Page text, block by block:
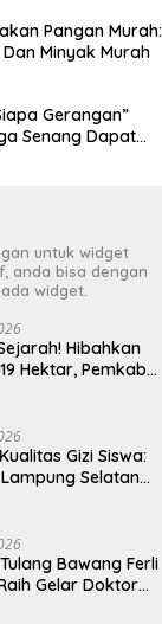
Pangan Murah:
Minyak Murah
Gerangan”
Senang Dapat
untuk widget
anda bisa dengan
widget.
Hibahkan
Hektar, Pemkab
Pertama di
Gizi Siswa:
Selatan
di Natar
Bawang Ferli
Gelar Doktor